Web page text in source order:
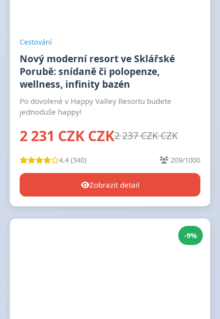
Cestování
Nový moderní resort ve Sklářské
Porubě: snídaně či polopenze,
wellness, infinity bazén
Po dovolené v Happy Valley Resortu budete
jednoduše happy!
2 231 CZK CZK2 237 CZK CZK
4.4 (340) 209/1000
Zobrazit detail
-9%